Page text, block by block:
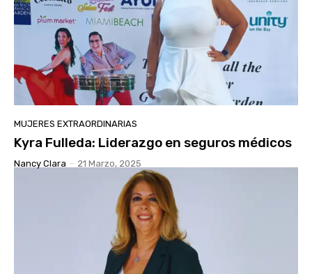
MUJERES EXTRAORDINARIAS
Kyra Fulleda: Liderazgo en seguros médicos
Nancy Clara - 21 Marzo, 2025